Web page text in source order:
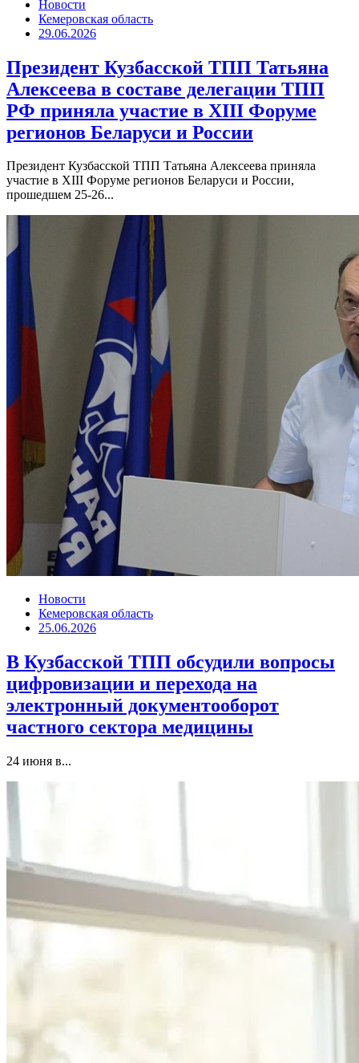
Новости
Кемеровская область
29.06.2026
Президент Кузбасской ТПП Татьяна
Алексеева в составе делегации ТПП
РФ приняла участие в XIII Форуме
регионов Беларуси и России
Президент Кузбасской ТПП Татьяна Алексеева приняла
участие в XIII Форуме регионов Беларуси и России,
прошедшем 25-26...
Новости
Кемеровская область
25.06.2026
В Кузбасской ТПП обсудили вопросы
цифровизации и перехода на
электронный документооборот
частного сектора медицины
24 июня в...